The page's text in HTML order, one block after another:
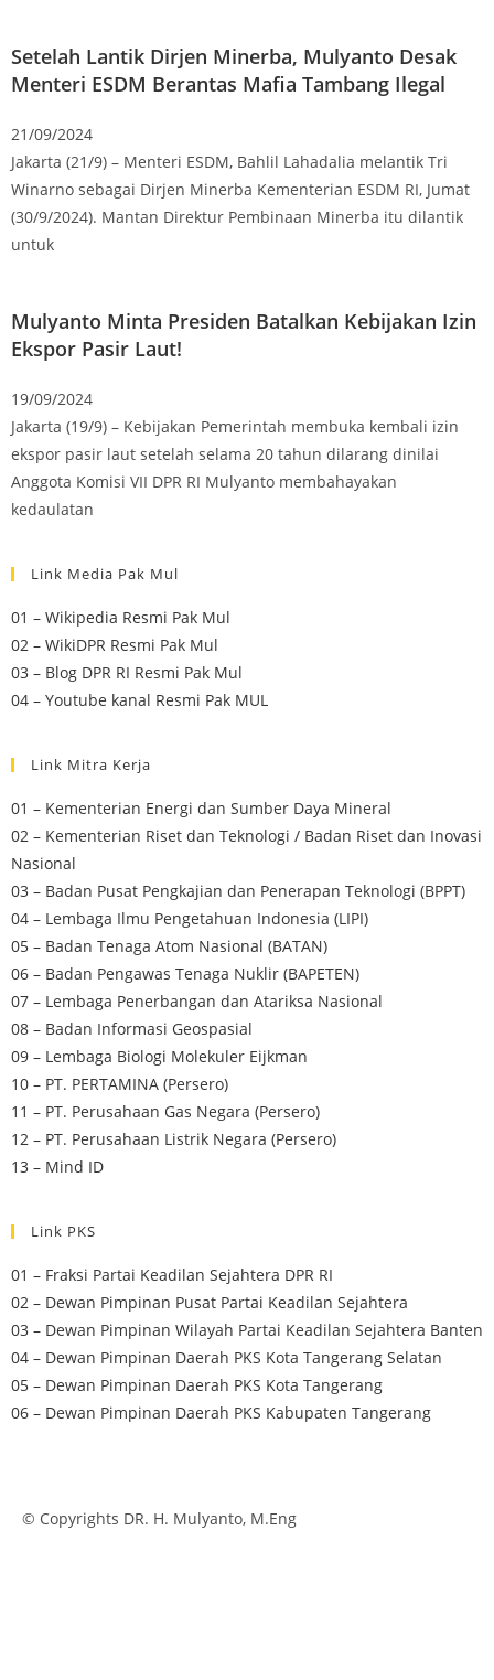
Setelah Lantik Dirjen Minerba, Mulyanto Desak
Menteri ESDM Berantas Mafia Tambang Ilegal
21/09/2024
Jakarta (21/9) – Menteri ESDM, Bahlil Lahadalia melantik Tri
Winarno sebagai Dirjen Minerba Kementerian ESDM RI, Jumat
(30/9/2024). Mantan Direktur Pembinaan Minerba itu dilantik
untuk
Mulyanto Minta Presiden Batalkan Kebijakan Izin
Ekspor Pasir Laut!
19/09/2024
Jakarta (19/9) – Kebijakan Pemerintah membuka kembali izin
ekspor pasir laut setelah selama 20 tahun dilarang dinilai
Anggota Komisi VII DPR RI Mulyanto membahayakan
kedaulatan
Link Media Pak Mul
01 – Wikipedia Resmi Pak Mul
02 – WikiDPR Resmi Pak Mul
03 – Blog DPR RI Resmi Pak Mul
04 – Youtube kanal Resmi Pak MUL
Link Mitra Kerja
01 – Kementerian Energi dan Sumber Daya Mineral
02 – Kementerian Riset dan Teknologi / Badan Riset dan Inovasi
Nasional
03 – Badan Pusat Pengkajian dan Penerapan Teknologi (BPPT)
04 – Lembaga Ilmu Pengetahuan Indonesia (LIPI)
05 – Badan Tenaga Atom Nasional (BATAN)
06 – Badan Pengawas Tenaga Nuklir (BAPETEN)
07 – Lembaga Penerbangan dan Atariksa Nasional
08 – Badan Informasi Geospasial
09 – Lembaga Biologi Molekuler Eijkman
10 – PT. PERTAMINA (Persero)
11 – PT. Perusahaan Gas Negara (Persero)
12 – PT. Perusahaan Listrik Negara (Persero)
13 – Mind ID
Link PKS
01 – Fraksi Partai Keadilan Sejahtera DPR RI
02 – Dewan Pimpinan Pusat Partai Keadilan Sejahtera
03 – Dewan Pimpinan Wilayah Partai Keadilan Sejahtera Banten
04 – Dewan Pimpinan Daerah PKS Kota Tangerang Selatan
05 – Dewan Pimpinan Daerah PKS Kota Tangerang
06 – Dewan Pimpinan Daerah PKS Kabupaten Tangerang
© Copyrights DR. H. Mulyanto, M.Eng